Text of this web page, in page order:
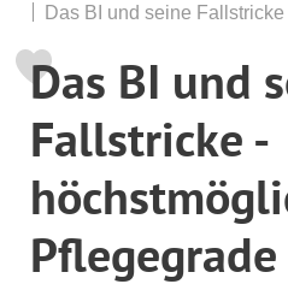
Das BI und seine Fallstricke
Das BI und
Fallstricke -
Pflegegrade